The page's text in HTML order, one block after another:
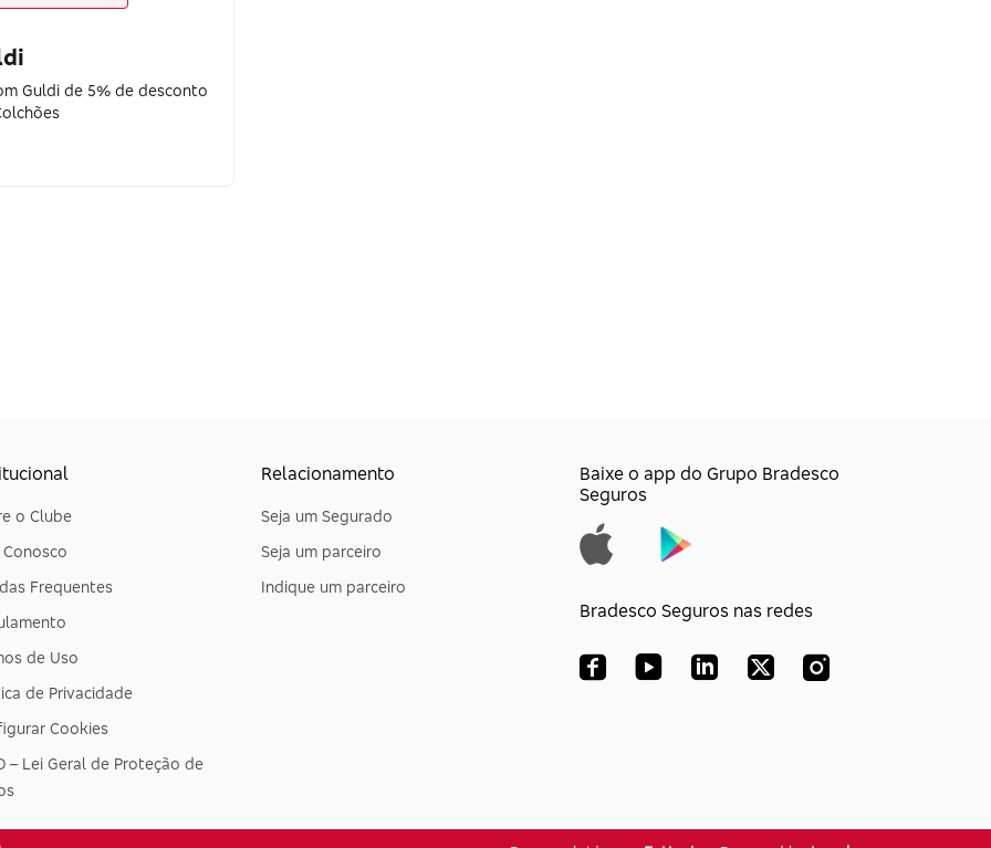
Guldi de 5% de desconto
o Clube
Frequentes
de Uso
de Privacidade
Cookies
– Lei Geral de Proteção de
Relacionamento
Seja um Segurado
Seja um parceiro
Indique um parceiro
Baixe o app do Grupo Bradesco
Seguros
Bradesco Seguros nas redes